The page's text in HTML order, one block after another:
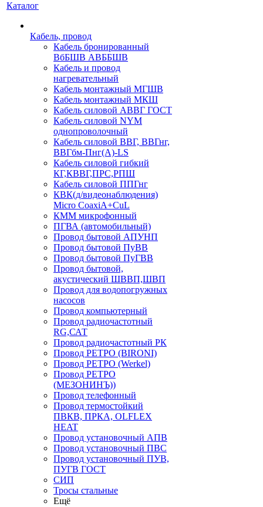
Каталог
Кабель, провод
Кабель бронированный
ВбБШВ АВББШВ
Кабель и провод
нагревательный
Кабель монтажный МГШВ
Кабель монтажный МКШ
Кабель силовой АВВГ ГОСТ
Кабель силовой NYM
однопроволочный
Кабель силовой ВВГ, ВВГнг,
ВВГбм-Пнг(А)-LS
Кабель силовой гибкий
КГ,КВВГ,ПРС,РПШ
Кабель силовой ППГнг
КВК(д/видеонаблюдения)
Micro CoaxiA+CuL
КММ микрофонный
ПГВА (автомобильный)
Провод бытовой АПУНП
Провод бытовой ПуВВ
Провод бытовой ПуГВВ
Провод бытовой,
акустический ШВВП,ШВП
Провод для водопогружных
насосов
Провод компьютерный
Провод радиочастотный
RG,САТ
Провод радиочастотный РК
Провод РЕТРО (BIRONI)
Провод РЕТРО (Werkel)
Провод РЕТРО
(МЕЗОНИНЪ))
Провод телефонный
Провод термостойкий
ПВКВ, ПРКА, OLFLEX
HEAT
Провод установочный АПВ
Провод установочный ПВС
Провод установочный ПУВ,
ПУГВ ГОСТ
СИП
Тросы стальные
Ещё